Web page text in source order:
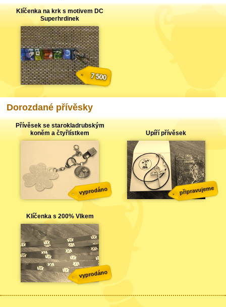
Klíčenka na krk s motivem DC
Superhrdinek
7 500
Dorozdané přívěsky
Přívěsek se starokladrubským
koněm a čtyřlístkem
vyprodáno
Upíří přívěsek
připravujeme
Klíčenka s 200% Vlkem
vyprodáno